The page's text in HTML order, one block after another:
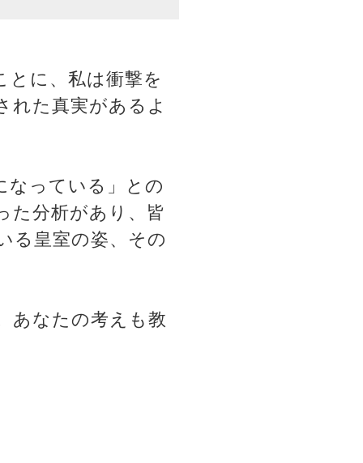
とに、私は衝撃を
れた真実があるよ
なっている」との
た分析があり、皆
る皇室の姿、その
あなたの考えも教